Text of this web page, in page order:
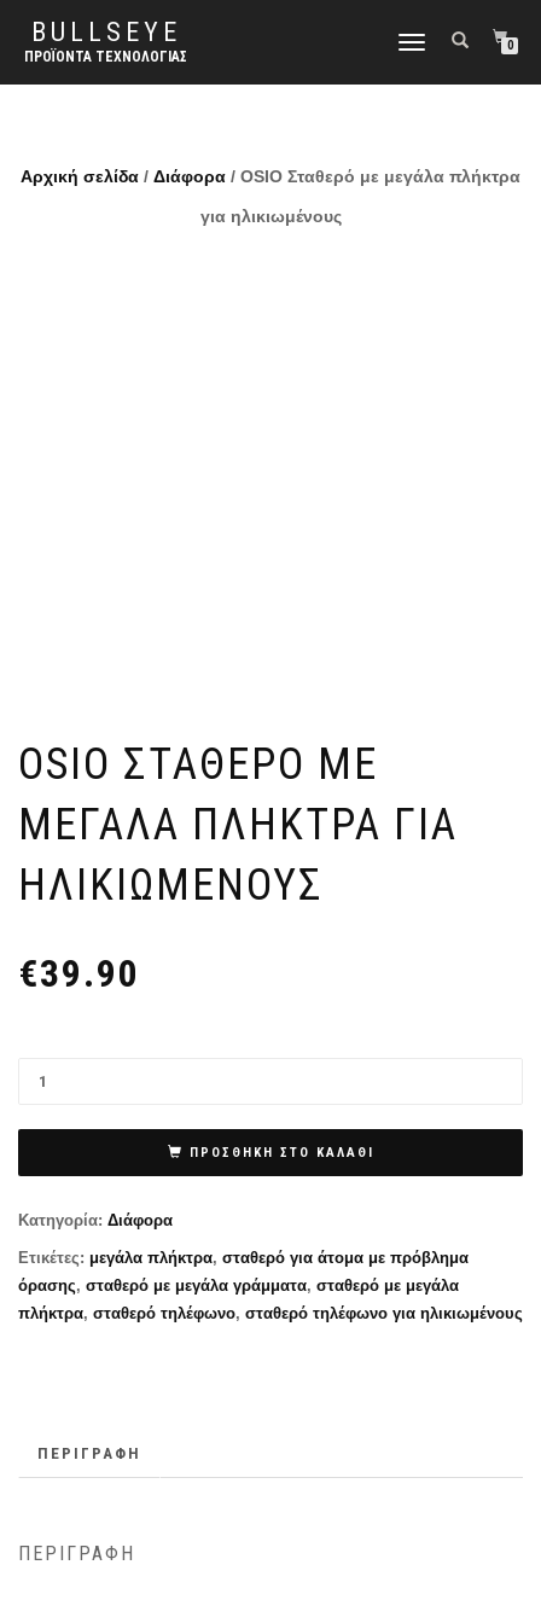
BULLSEYE
ΠΡΟΪΌΝΤΑ ΤΕΧΝΟΛΟΓΊΑΣ
ΕΝΑΛΛΑΓΉ
0
Αρχική σελίδα / Διάφορα / OSIO Σταθερό με μεγάλα πλήκτρα
για ηλικιωμένους
OSIO ΣΤΑΘΕΡΌ ΜΕ
ΜΕΓΆΛΑ ΠΛΉΚΤΡΑ ΓΙΑ
ΗΛΙΚΙΩΜΈΝΟΥΣ
€39.90
ΠΡΟΣΘΉΚΗ ΣΤΟ ΚΑΛΆΘΙ
Κατηγορία: Διάφορα
Ετικέτες: μεγάλα πλήκτρα, σταθερό για άτομα με πρόβλημα
όρασης, σταθερό με μεγάλα γράμματα, σταθερό με μεγάλα
πλήκτρα, σταθερό τηλέφωνο, σταθερό τηλέφωνο για ηλικιωμένους
ΠΕΡΙΓΡΑΦΉ
ΠΕΡΙΓΡΑΦΉ